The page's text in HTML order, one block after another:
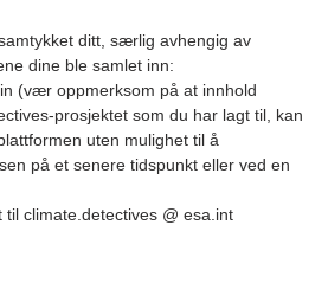
ditt, særlig avhengig av
dine ble samlet inn:
(vær oppmerksom på at innhold
prosjektet som du har lagt til, kan
uten mulighet til å
på et senere tidspunkt eller ved en
climate.detectives @ esa.int